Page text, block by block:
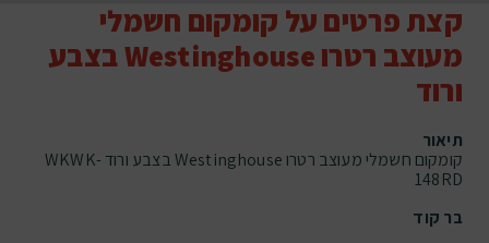
קצת פרטים על קומקום חשמלי
מעוצב רטרו Westinghouse בצבע
ורוד
תיאור
קומקום חשמלי מעוצב רטרו Westinghouse בצבע ורוד WKWK-
148RD
בר קוד